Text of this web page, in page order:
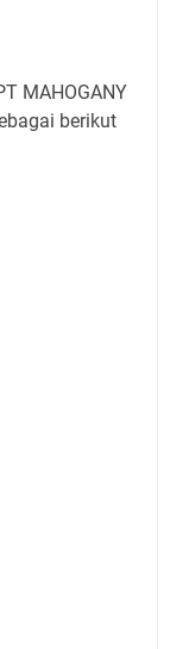
MAHOGANY
berikut